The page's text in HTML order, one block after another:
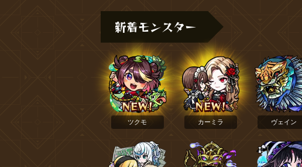
新着モンスター
ツクモ カーミラ ヴェイン